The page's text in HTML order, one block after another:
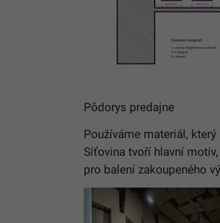
Pôdorys predajne
Používáme materiál,
Síťovina tvoří hlavní
pro balení zakoupeného